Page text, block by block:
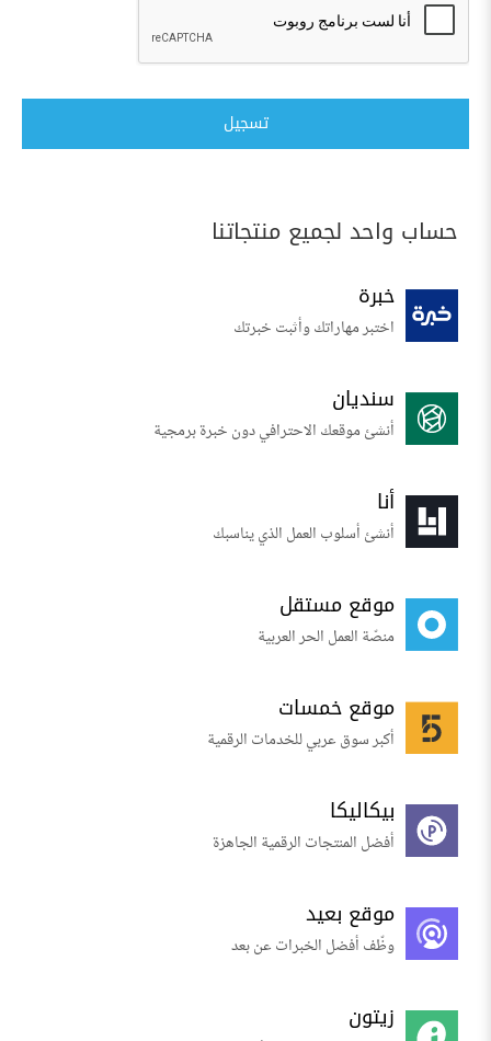
تسجيل
حساب واحد لجميع منتجاتنا
خبرة
اختبر مهاراتك وأثبت خبرتك
سنديان
أنشئ موقعك الاحترافي دون خبرة برمجية
أنا
أنشئ أسلوب العمل الذي يناسبك
موقع مستقل
منصّة العمل الحر العربية
موقع خمسات
أكبر سوق عربي للخدمات الرقمية
بيكاليكا
أفضل المنتجات الرقمية الجاهزة
موقع بعيد
وظّف أفضل الخبرات عن بعد
زيتون